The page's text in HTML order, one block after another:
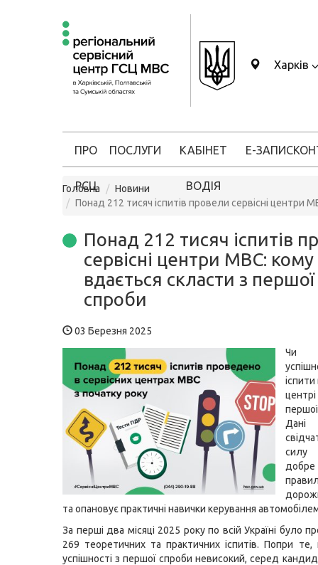
Харків
ПРО
РСЦ
ПОСЛУГИ КАБІНЕТ
ВОДІЯ
Е-ЗАПИС
Головна
Новини
Понад 212 тисяч іспитів провели сервісні центри
Понад 212 тисяч іспитів
сервісні центри МВС: кому
вдається скласти з першої
спроби
03 Березня 2025
Чи
Дані
та опановує практичні навички керування
За перші два місяці 2025 року по всій Україні було
269 теоретичних та практичних іспитів. Попри
успішності з першої спроби невисокий, серед